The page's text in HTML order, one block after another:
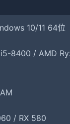
10/11 64位
8400 / AMD
/ RX 580